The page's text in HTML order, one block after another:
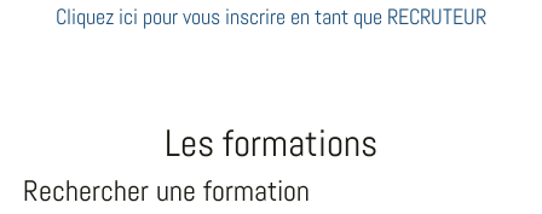
Cliquez ici pour vous inscrire en tant que RECRUTEUR
Les formations
Rechercher une formation